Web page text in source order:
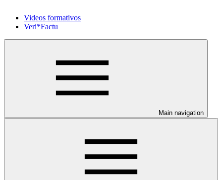
Videos formativos
Veri*Factu
Main navigation